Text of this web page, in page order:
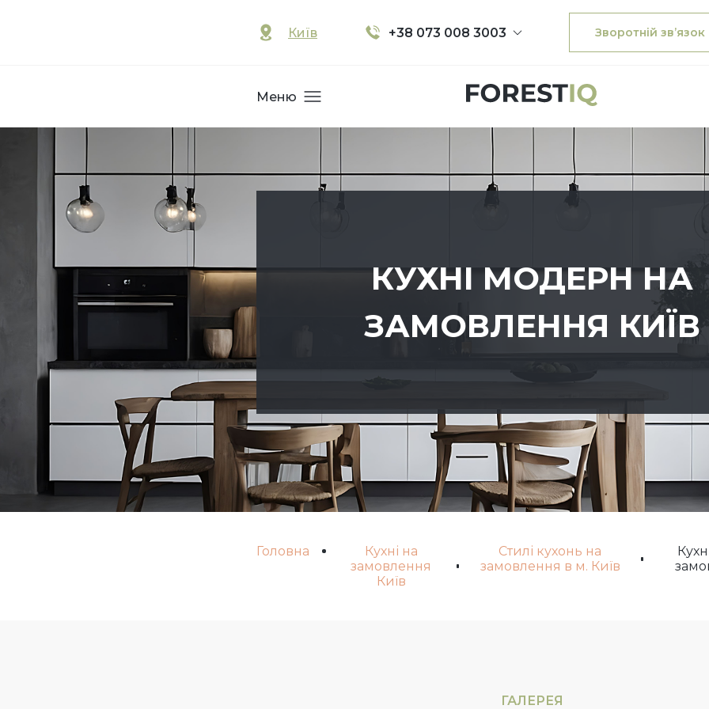
Київ +38 073 008 3003 Зворотній зв’язок
Меню
КУХНІ МОДЕРН НА
ЗАМОВЛЕННЯ КИЇВ
Головна
Кухні на
замовлення
Київ
Стилі кухонь на
замовлення в м. Київ
ГАЛЕРЕЯ